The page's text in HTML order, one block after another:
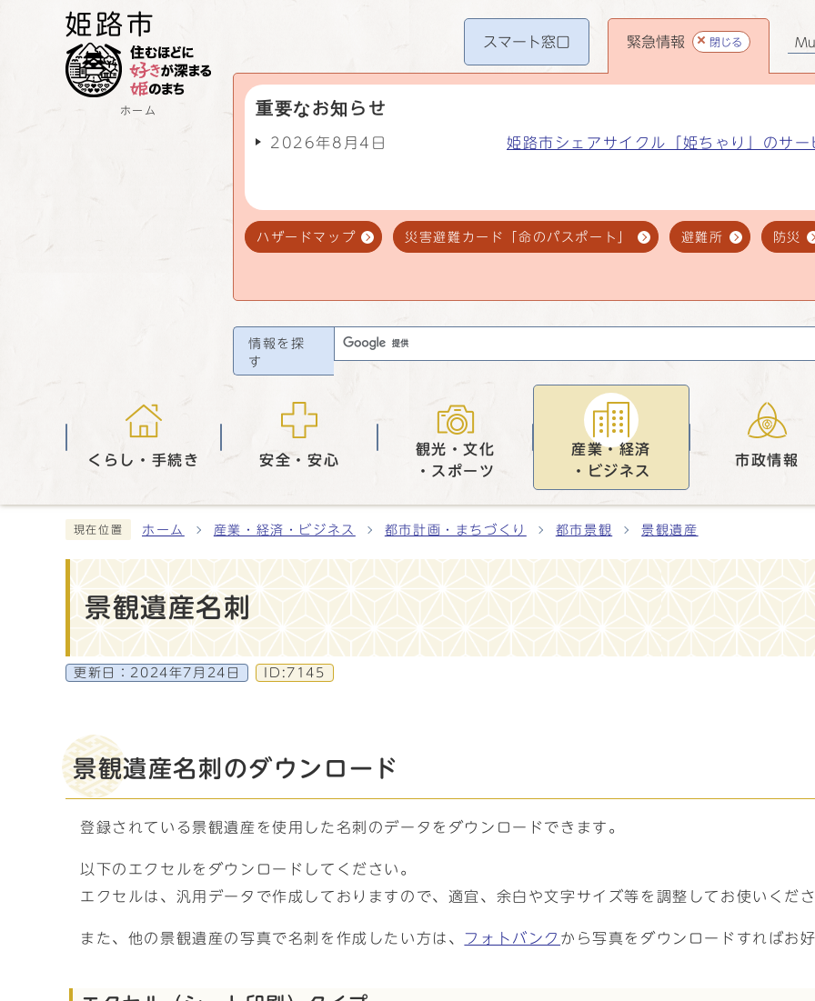
ホーム
スマート窓口 緊急情報 閉じる
重要なお知らせ
2026年8月4日 姫路市シェアサイクル「姫ちゃり」のサ
ハザードマップ 災害避難カード「命のパスポート」 避難所 防災
情報を探
す
くらし・手続き 安全・安心
観光・文化
・スポーツ
産業・経済
・ビジネス
市政情報
現在位置 ホーム 産業・経済・ビジネス 都市計画・まちづくり 都市景観 景観遺産
景観遺産名刺
更新日： 2024年7月24日 ID:7145
景観遺産名刺のダウンロード
登録されている景観遺産を使用した名刺のデータをダウンロードできます。
以下のエクセルをダウンロードしてください。
エクセルは、汎用データで作成しておりますので、適宜、余白や文字サイズ等を調整してお使いくだ
また、他の景観遺産の写真で名刺を作成したい方は、 フォトバンク から写真をダウンロードすればお